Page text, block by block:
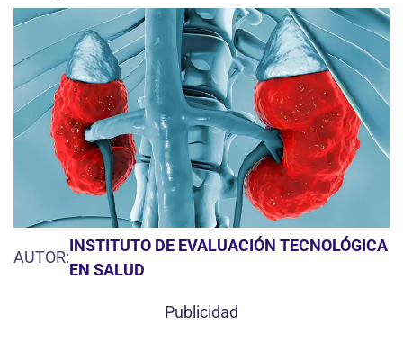
AUTOR:
INSTITUTO DE EVALUACIÓN TECNOLÓGICA
EN SALUD
Publicidad